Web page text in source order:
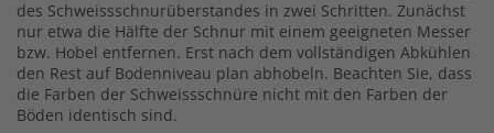
des Schweissschnurüberstandes in zwei Schritten. Zunächst
nur etwa die Hälfte der Schnur mit einem geeigneten Messer
bzw. Hobel entfernen. Erst nach dem vollständigen Abkühlen
den Rest auf Bodenniveau plan abhobeln. Beachten Sie, dass
die Farben der Schweissschnüre nicht mit den Farben der
Böden identisch sind.